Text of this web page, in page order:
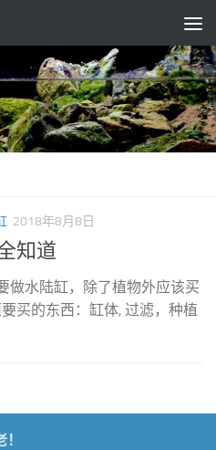
2018年8月8日
知道
做水陆缸，除了植物外应该买
买的东西：缸体, 过滤，种植